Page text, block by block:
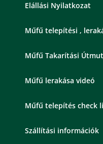
Elállási Nyilatkozat
Műfű telepítési ,
Műfű Takarítási
Műfű lerakása videó
Műfű telepítés check
Szállítási információk